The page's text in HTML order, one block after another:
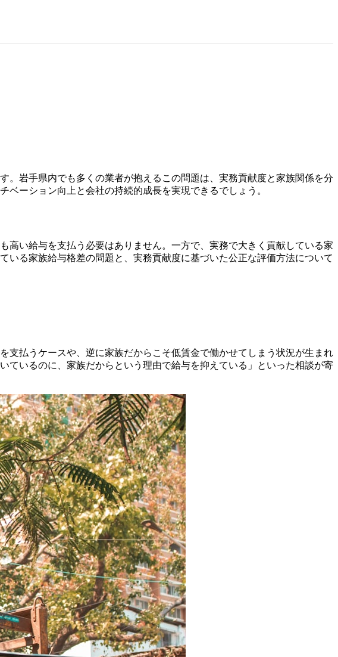
岩手県内でも多くの業者が抱えるこの問題は、実務貢献度と家族関係を分
ーション向上と会社の持続的成長を実現できるでしょう。
い給与を支払う必要はありません。一方で、実務で大きく貢献している家
る家族給与格差の問題と、実務貢献度に基づいた公正な評価方法について
支払うケースや、逆に家族だからこそ低賃金で働かせてしまう状況が生まれ
ているのに、家族だからという理由で給与を抑えている」といった相談が寄